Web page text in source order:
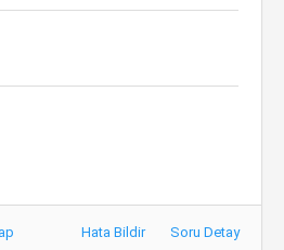
Hata Bildir Soru Detay